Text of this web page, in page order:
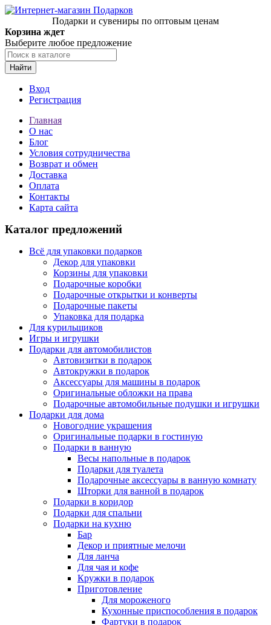
Подарки и сувениры по оптовым ценам
Корзина ждет
Выберите любое предложение
Найти
Вход
Регистрация
Главная
О нас
Блог
Условия сотрудничества
Возврат и обмен
Доставка
Оплата
Контакты
Карта сайта
Каталог предложений
Всё для упаковки подарков
Декор для упаковки
Корзины для упаковки
Подарочные коробки
Подарочные открытки и конверты
Подарочные пакеты
Упаковка для подарка
Для курильщиков
Игры и игрушки
Подарки для автомобилистов
Автовизитки в подарок
Автокружки в подарок
Аксессуары для машины в подарок
Оригинальные обложки на права
Подарочные автомобильные подушки и игрушки
Подарки для дома
Новогодние украшения
Оригинальные подарки в гостиную
Подарки в ванную
Весы напольные в подарок
Подарки для туалета
Подарочные аксессуары в ванную комнату
Шторки для ванной в подарок
Подарки в коридор
Подарки для спальни
Подарки на кухню
Бар
Декор и приятные мелочи
Для ланча
Для чая и кофе
Кружки в подарок
Приготовление
Для мороженого
Кухонные приспособления в подарок
Фартуки в подарок